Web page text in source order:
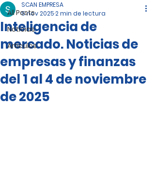
All Posts
Noticias
Artículos
Inteligencia de
mercado. Noticias de
empresas y finanzas
del 1 al 4 de noviembre
de 2025
SCAN EMPRESA
5 nov 20252 min de lectura